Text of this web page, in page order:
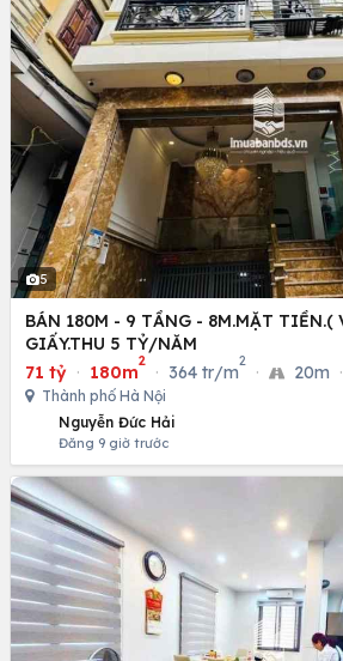
5
BÁN 180M - 9 TẦNG - 8M.MẶT TIỀN.(
GIẤY.THU 5 TỶ/NĂM
71 tỷ · 180m
2
· 364 tr/m
2
· 20m ·
Thành phố Hà Nội
Nguyễn Đức Hải
Đăng 9 giờ trước